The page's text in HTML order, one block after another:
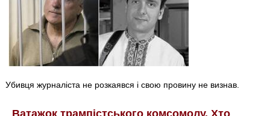
Убивця журналіста не розкаявся і свою провину не визнав.
Ватажок трампістського комсомолу. Хто